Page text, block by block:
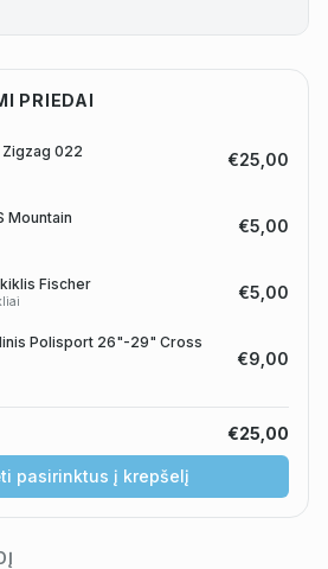
PRIEDAI
Zigzag 022 €25,00
Mountain €5,00
Fischer €5,00
Polisport 26"-29" Cross
€9,00
€25,00
pasirinktus į krepšelį